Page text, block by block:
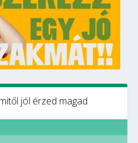
jól érzed magad